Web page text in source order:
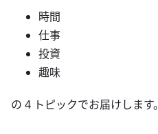
時間
仕事
投資
趣味
の 4 トピックでお届けします。